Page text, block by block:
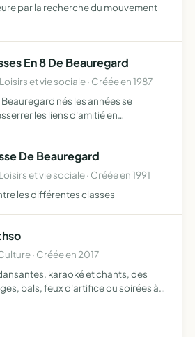
par la recherche du mouvement
En 8 De Beauregard
et vie sociale · Créée en 1987
nés les années se
les liens d'amitié en
De Beauregard
et vie sociale · Créée en 1991
les différentes classes
· Créée en 2017
karaoké et chants, des
bals, feux d'artifice ou soirées à